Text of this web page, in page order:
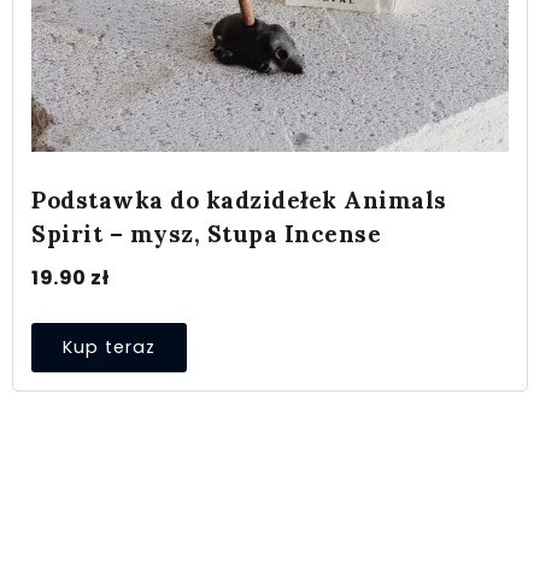
Podstawka do kadzidełek Animals
Spirit – mysz, Stupa Incense
19.90 zł
Kup teraz